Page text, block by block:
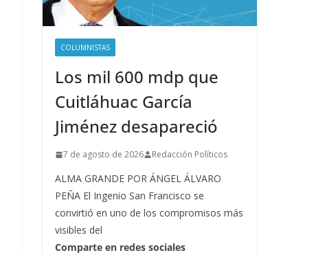
COLUMNISTAS
Los mil 600 mdp que
Cuitláhuac García
Jiménez desapareció
7 de agosto de 2026 Redacción Políticos
ALMA GRANDE POR ÁNGEL ÁLVARO
PEÑA El Ingenio San Francisco se
convirtió en uno de los compromisos más
visibles del
Comparte en redes sociales